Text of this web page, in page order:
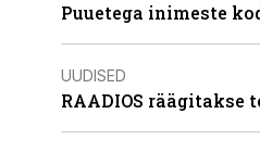
Puuetega inimeste
UUDISED
RAADIOS